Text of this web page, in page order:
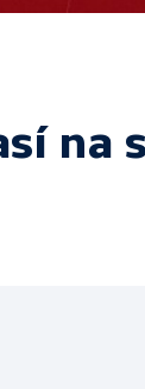
na